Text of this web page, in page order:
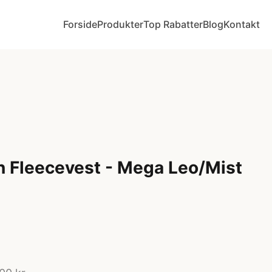
ForsideProdukterTop RabatterBlogKontakt
Fleecevest - Mega Leo/Mist